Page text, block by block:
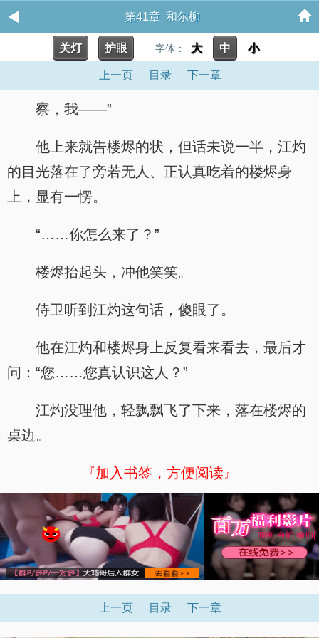
第41章 和尔柳
关灯 护眼 字体： 大 中 小
上一页 目录 下一章
察，我——”
他上来就告楼烬的状，但话未说一半，江灼
的目光落在了旁若无人、正认真吃着的楼烬身
上，显有一愣。
“……你怎么来了？”
楼烬抬起头，冲他笑笑。
侍卫听到江灼这句话，傻眼了。
他在江灼和楼烬身上反复看来看去，最后才
问：“您……您真认识这人？”
江灼没理他，轻飘飘飞了下来，落在楼烬的
桌边。
『加入书签，方便阅读』
上一页 目录 下一章